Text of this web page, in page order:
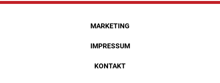
MARKETING
IMPRESSUM
KONTAKT